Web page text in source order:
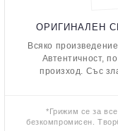
ОРИГИНАЛЕН
Всяко
Автентичност,
произход. Със
*Грижим се за
безкомпромисен.